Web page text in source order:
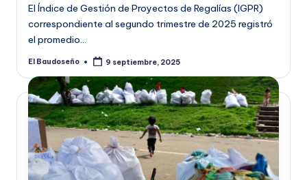
El Índice de Gestión de Proyectos de Regalías (IGPR)
correspondiente al segundo trimestre de 2025 registró
el promedio…
Publicado
El Baudoseño 9 septiembre, 2025